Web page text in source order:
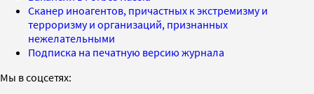
Сканер иноагентов, причастных к экстремизму и
терроризму и организаций, признанных
нежелательными
Подписка на печатную версию журнала
Мы в соцсетях: